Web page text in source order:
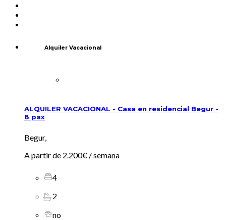
Alquiler Vacacional
ALQUILER VACACIONAL - Casa en residencial Begur -
8 pax
Begur,
A partir de 2.200€ / semana
4
2
no